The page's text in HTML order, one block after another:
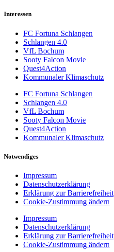
Interessen
FC Fortuna Schlangen
Schlangen 4.0
VfL Bochum
Sooty Falcon Movie
Quest4Action
Kommunaler Klimaschutz
FC Fortuna Schlangen
Schlangen 4.0
VfL Bochum
Sooty Falcon Movie
Quest4Action
Kommunaler Klimaschutz
Notwendiges
Impressum
Datenschutzerklärung
Erklärung zur Barrierefreiheit
Cookie-Zustimmung ändern
Impressum
Datenschutzerklärung
Erklärung zur Barrierefreiheit
Cookie-Zustimmung ändern